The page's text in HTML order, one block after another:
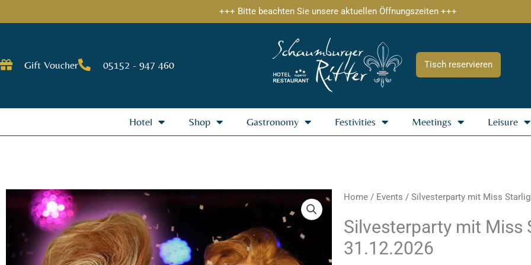
to
+++ Bitte beachten Sie unsere aktuellen Öffnungszeiten +++
Gift Voucher 05152 - 947 460 Tisch reservieren
Hotel Shop Gastronomy Festivities Meetings Leisure
Home / Events / Silvesterparty mit Miss
Silvesterparty mit Miss
31.12.2026